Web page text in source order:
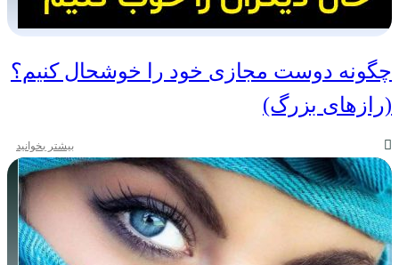
چگونه دوست مجازی خود را خوشحال کنیم؟
(رازهای بزرگ)
بیشتر بخوانید